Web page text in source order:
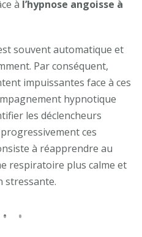
à l’hypnose angoisse à
souvent automatique et
Par conséquent,
impuissantes face à ces
hypnotique
les déclencheurs
ces
à réapprendre au
respiratoire plus calme et
stressante.